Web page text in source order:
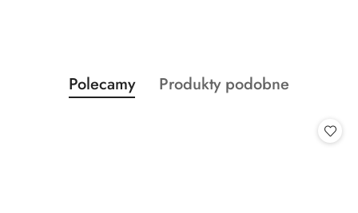
Pomiń karuzelę produktów
Produkty
o
Polecamy
Produkty
Produkty podobne